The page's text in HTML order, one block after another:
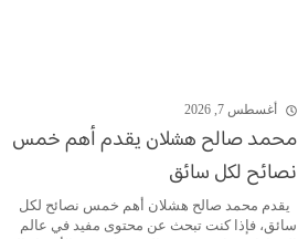
أغسطس 7, 2026
محمد صالح هشلان يقدم أهم خمس
نصائح لكل سائق
يقدم محمد صالح هشلان أهم خمس نصائح لكل
سائق، فإذا كنت تبحث عن محتوى مفيد في عالم